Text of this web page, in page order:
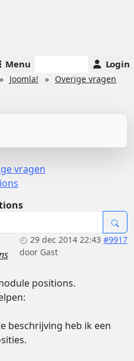
Menu Login
Joomla!
Overige vragen
vragen
29 dec 2014 22:43 #9917
door Gast
positions.
beschrijving heb ik een